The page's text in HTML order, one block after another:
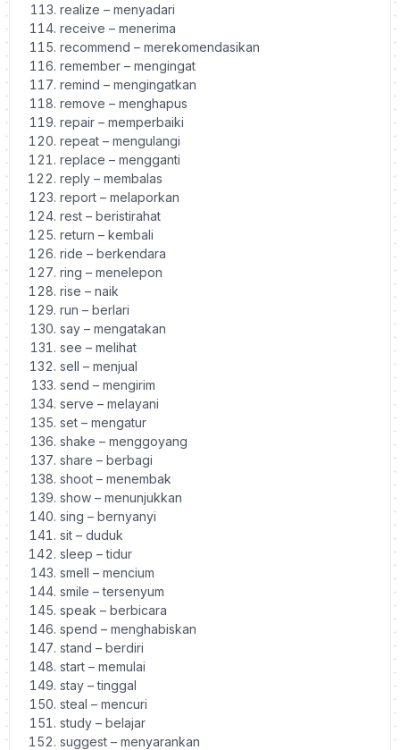
realize – menyadari
receive – menerima
recommend – merekomendasikan
remember – mengingat
remind – mengingatkan
remove – menghapus
repair – memperbaiki
repeat – mengulangi
replace – mengganti
reply – membalas
report – melaporkan
rest – beristirahat
return – kembali
ride – berkendara
ring – menelepon
rise – naik
run – berlari
say – mengatakan
see – melihat
sell – menjual
send – mengirim
serve – melayani
set – mengatur
shake – menggoyang
share – berbagi
shoot – menembak
show – menunjukkan
sing – bernyanyi
sit – duduk
sleep – tidur
smell – mencium
smile – tersenyum
speak – berbicara
spend – menghabiskan
stand – berdiri
start – memulai
stay – tinggal
steal – mencuri
study – belajar
suggest – menyarankan